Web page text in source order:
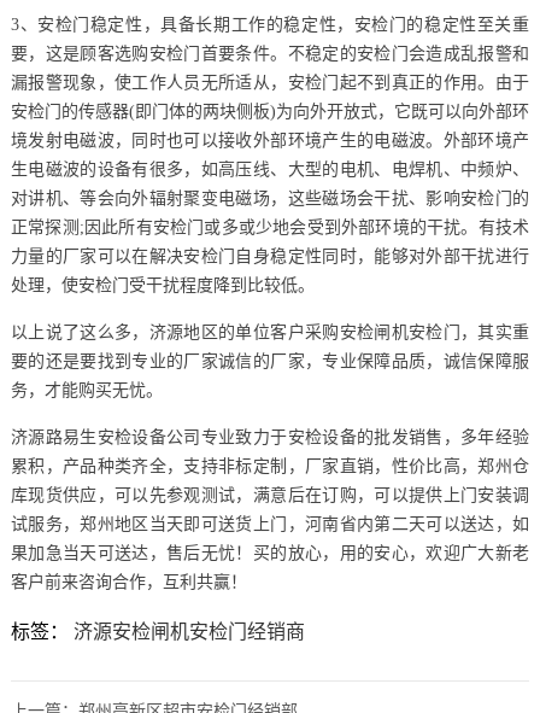
3、安检门稳定性，具备长期工作的稳定性，安检门的稳定性至关重
要，这是顾客选购安检门首要条件。不稳定的安检门会造成乱报警和
漏报警现象，使工作人员无所适从，安检门起不到真正的作用。由于
安检门的传感器(即门体的两块侧板)为向外开放式，它既可以向外部环
境发射电磁波，同时也可以接收外部环境产生的电磁波。外部环境产
生电磁波的设备有很多，如高压线、大型的电机、电焊机、中频炉、
对讲机、等会向外辐射聚变电磁场，这些磁场会干扰、影响安检门的
正常探测;因此所有安检门或多或少地会受到外部环境的干扰。有技术
力量的厂家可以在解决安检门自身稳定性同时，能够对外部干扰进行
处理，使安检门受干扰程度降到比较低。
以上说了这么多，济源地区的单位客户采购安检闸机安检门，其实重
要的还是要找到专业的厂家诚信的厂家，专业保障品质，诚信保障服
务，才能购买无忧。
济源路易生安检设备公司专业致力于安检设备的批发销售，多年经验
累积，产品种类齐全，支持非标定制，厂家直销，性价比高，郑州仓
库现货供应，可以先参观测试，满意后在订购，可以提供上门安装调
试服务，郑州地区当天即可送货上门，河南省内第二天可以送达，如
果加急当天可送达，售后无忧！买的放心，用的安心，欢迎广大新老
客户前来咨询合作，互利共赢！
标签： 济源安检闸机安检门经销商